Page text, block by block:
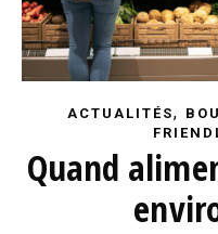
ACTUALITÉS,
Quand